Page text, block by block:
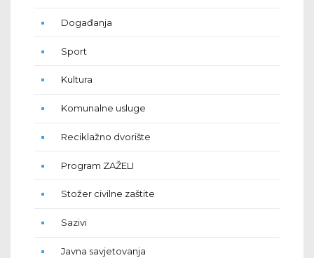
Događanja
Sport
Kultura
Komunalne usluge
Reciklažno dvorište
Program ZAŽELI
Stožer civilne zaštite
Sazivi
Javna savjetovanja